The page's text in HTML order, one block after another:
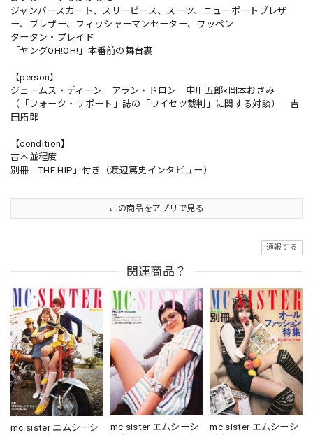
ジャンパースカート、スリーピース、スーツ、ニューポートブレザ
ー、ブレザー、フィッシャーマンセーター、ワッペン
タータン・プレイド
「ヤングOH!OH!」本番前の舞台裏
【person】
ジェームス・ディーン アラン・ドロン 中川五郎×岡本おさみ
（「フォーク・リポート」誌の「ワイセツ裁判」に関する対談） 吉
田拓郎
【condition】
古本並程度
別冊「THE HIP」付き（渡辺篤史インタビュー）
この商品をアプリで見る
通報する
関連商品？
mc sister エムシーシ
mc sister エムシーシ
mc sister エムシーシ